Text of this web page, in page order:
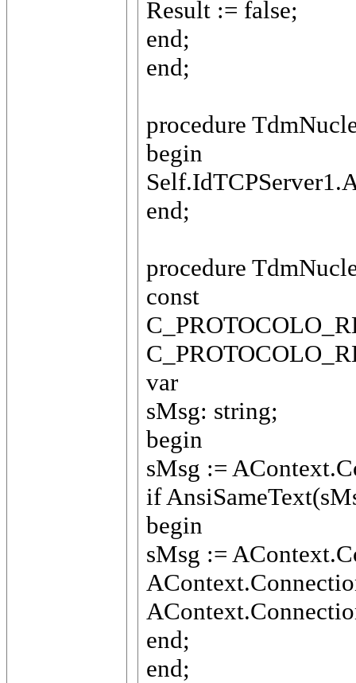
Result := false;
end;
end;
procedure
begin
end;
procedure
const
var
sMsg: string;
begin
sMsg :=
if
begin
sMsg :=
end;
end;